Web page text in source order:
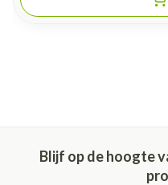
Blijf op de hoogte